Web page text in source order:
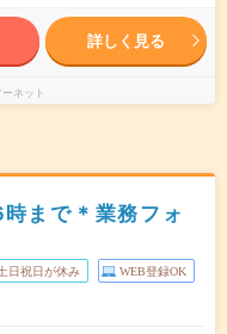
詳しく見る
ネット
まで＊業務フォ
日祝日が休み WEB登録OK